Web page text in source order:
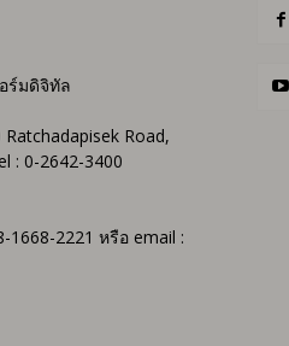
ร์มดิจิทัล
Road,
: 0-2642-3400
2221 หรือ email :